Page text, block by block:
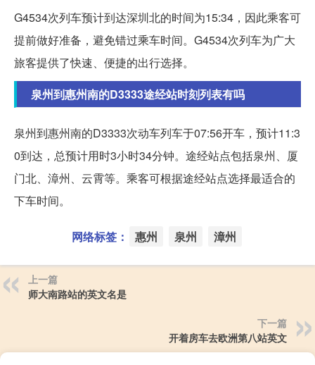
G4534次列车预计到达深圳北的时间为15:34，因此乘客可
提前做好准备，避免错过乘车时间。G4534次列车为广大
旅客提供了快速、便捷的出行选择。
泉州到惠州南的D3333途经站时刻列表有吗
泉州到惠州南的D3333次动车列车于07:56开车，预计11:3
0到达，总预计用时3小时34分钟。途经站点包括泉州、厦
门北、漳州、云霄等。乘客可根据途经站点选择最适合的
下车时间。
网络标签： 惠州 泉州 漳州
上一篇
师大南路站的英文名是
下一篇
开着房车去欧洲第八站英文